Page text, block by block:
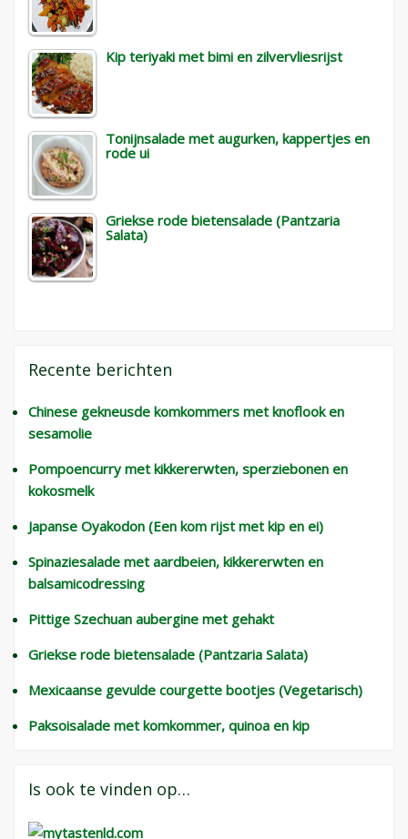
Kip teriyaki met bimi en zilvervliesrijst
Tonijnsalade met augurken, kappertjes en
rode ui
Griekse rode bietensalade (Pantzaria
Salata)
Recente berichten
Chinese gekneusde komkommers met knoflook en
sesamolie
Pompoencurry met kikkererwten, sperziebonen en
kokosmelk
Japanse Oyakodon (Een kom rijst met kip en ei)
Spinaziesalade met aardbeien, kikkererwten en
balsamicodressing
Pittige Szechuan aubergine met gehakt
Griekse rode bietensalade (Pantzaria Salata)
Mexicaanse gevulde courgette bootjes (Vegetarisch)
Paksoisalade met komkommer, quinoa en kip
Is ook te vinden op…